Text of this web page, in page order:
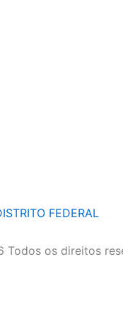
FEDERAL
Todos os direitos